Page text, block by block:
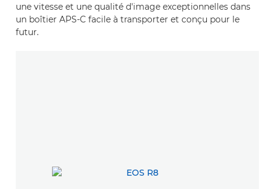
une vitesse et une qualité d'image exceptionnelles dans
un boîtier APS-C facile à transporter et conçu pour le
futur.